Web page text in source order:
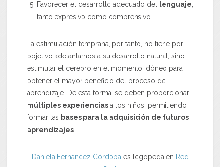
Favorecer el desarrollo adecuado del
lenguaje
tanto expresivo como comprensivo.
La estimulación temprana, por tanto, no tiene por
objetivo adelantarnos a su desarrollo natural, sino
estimular el cerebro en el momento idóneo para
obtener el mayor beneficio del proceso de
aprendizaje. De esta forma, se deben proporcionar
múltiples experiencias a los niños, permitiendo
formar las bases para la adquisición de futuros
aprendizajes
Daniela Fernández Córdoba es logopeda en Red